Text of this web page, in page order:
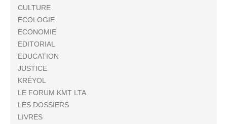
CULTURE
ECOLOGIE
ECONOMIE
EDITORIAL
EDUCATION
JUSTICE
KRÉYOL
LE FORUM KMT LTA
LES DOSSIERS
LIVRES